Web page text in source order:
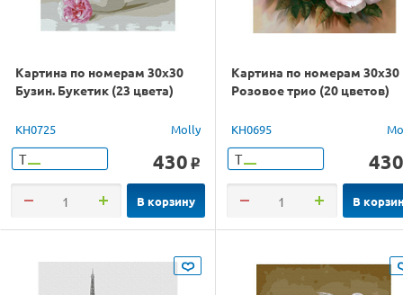
Картина по номерам 30х30
Бузин. Букетик (23 цвета)
KH0725 Molly
Т 430 o
В корзину
Картина по номерам 30х30
Розовое трио (20 цветов)
KH0695
Т 430
В